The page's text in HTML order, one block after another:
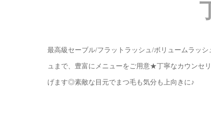
最高級セーブル/フラットラッシュ/ボリュームラッ
ュまで、豊富にメニューをご用意★丁寧なカウンセ
げます◎素敵な目元でまつ毛も気分も上向きに♪